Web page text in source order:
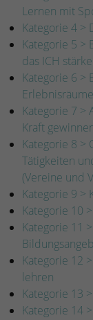
Lernen mit
Kategorie 4 >
Kategorie 5 >
das ICH
Kategorie 6 >
Kategorie 7 >
Kraft
Kategorie 8 >
Tätigkeiten
(Vereine und
Kategorie 9 >
Kategorie 10
Kategorie 11
Kategorie 12
lehren
Kategorie 13
Kategorie 14